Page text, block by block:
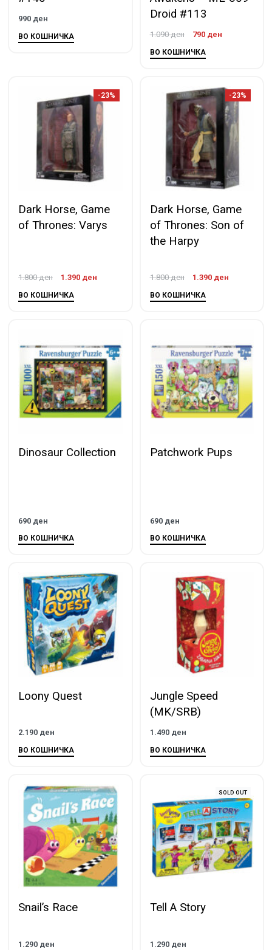
990 ден
ВО КОШНИЧКА
Droid #113
1.090ден 790 ден
ВО КОШНИЧКА
-23%
Dark Horse, Game
of Thrones: Varys
1.800ден 1.390 ден
ВО КОШНИЧКА
-23%
Dark Horse, Game
of Thrones: Son of
the Harpy
1.800ден 1.390 ден
ВО КОШНИЧКА
Dinosaur Collection
690 ден
ВО КОШНИЧКА
Patchwork Pups
690 ден
ВО КОШНИЧКА
Loony Quest
2.190 ден
ВО КОШНИЧКА
Jungle Speed
(MK/SRB)
1.490 ден
ВО КОШНИЧКА
Snail’s Race
1.290 ден
SOLD OUT
Tell A Story
1.290 ден